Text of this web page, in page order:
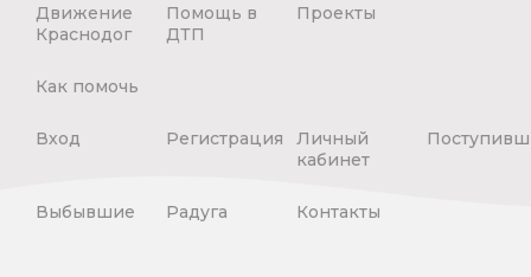
Движение
Краснодог
Помощь в
ДТП
Проекты
Как помочь
Вход Регистрация
Личный
кабинет
Выбывшие Радуга Контакты